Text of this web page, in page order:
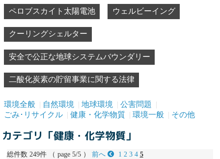
ペロブスカイト太陽電池 ウェルビーイング
クーリングシェルター
安全で公正な地球システムバウンダリー
二酸化炭素の貯留事業に関する法律
環境全般 自然環境 地球環境
公害問題
ごみ･リサイクル
健康・化学物質 環境一般 その他
カテゴリ「健康・化学物質」
総件数 249件 （ page 5/5 ） 前へ 1 2 3 4 5